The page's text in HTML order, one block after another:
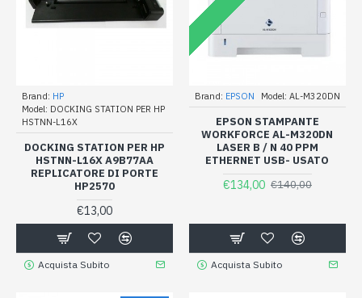
Brand: HP
Model: DOCKING STATION PER HP
HSTNN-L16X
DOCKING STATION PER HP
HSTNN-L16X A9B77AA
REPLICATORE DI PORTE
HP2570
€13,00
Acquista Subito
Brand: EPSON Model: AL-M320DN
EPSON STAMPANTE
WORKFORCE AL-M320DN
LASER B / N 40 PPM
ETHERNET USB- USATO
€134,00 €140,00
Acquista Subito